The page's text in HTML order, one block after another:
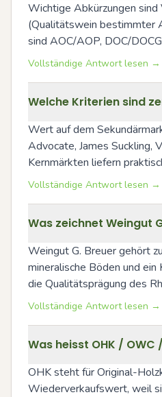
Wichtige Abkürzungen
(Qualitätswein bestimmter
sind AOC/AOP, DOC/
Vollständige Antwort lesen →
Welche Kriterien sind
Wert auf dem
Advocate, James Suckling,
Kernmärkten liefern
Vollständige Antwort lesen →
Was zeichnet Weingut
Weingut G. Breuer gehört
mineralische Böden und
die Qualitätsprägung des
Vollständige Antwort lesen →
Was heisst OHK /
OHK steht für Original-
Wiederverkaufswert, weil